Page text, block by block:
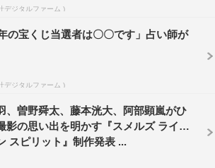
デジタルファーム )
年の宝くじ当選者は〇〇です」占い師が
デジタルファーム )
、曽野舜太、藤本洸大、阿部顕嵐がひ
影の思い出を明かす『スメルズ ライク
スピリット』制作発表 ...